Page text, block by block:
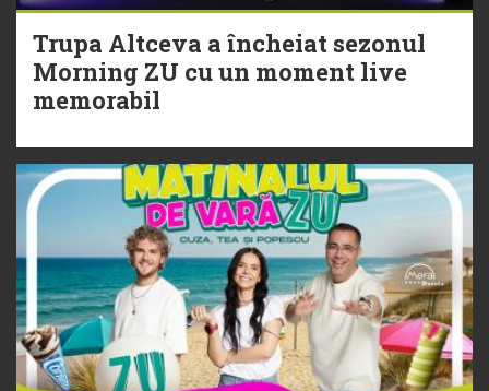
Morning ZU cu un moment live
memorabil
NEW MUSIC | 5 piese noi în
playlistul Radio ZU
Trupa Altceva a încheiat sezonul
Morning ZU cu un moment live
memorabil